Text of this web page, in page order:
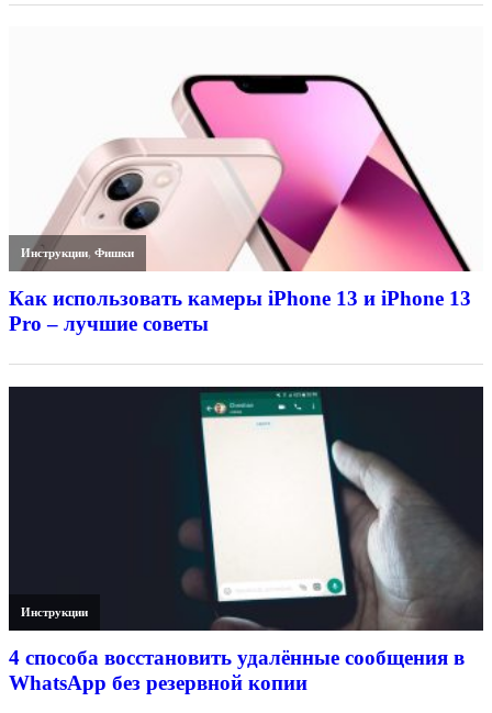
Инструкции,Фишки
Как использовать камеры iPhone 13 и iPhone 13
Pro – лучшие советы
Инструкции
4 способа восстановить удалённые сообщения в
WhatsApp без резервной копии